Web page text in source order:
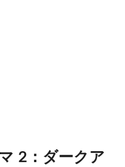
2：ダークア